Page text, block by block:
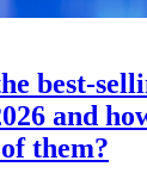
best-
and
them?